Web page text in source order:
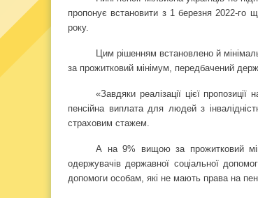
пропонує встановити з 1 березня 2022-го
року.
Цим рішенням встановлено й
за прожитковий мінімум, передбачений
«Завдяки реалізації цієї
пенсійна виплата для людей з
страховим стажем.
А на 9% вищою за прожитковий
одержувачів державної соціальної
допомоги особам, які не мають права на